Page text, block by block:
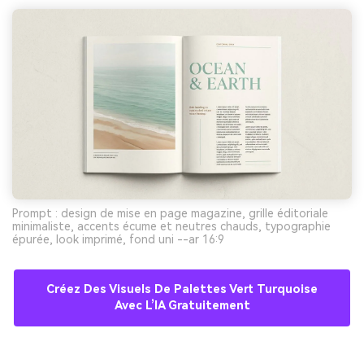
Prompt : design de mise en page magazine, grille éditoriale
minimaliste, accents écume et neutres chauds, typographie
épurée, look imprimé, fond uni --ar 16:9
Créez Des Visuels De Palettes Vert Turquoise
Avec L’IA Gratuitement